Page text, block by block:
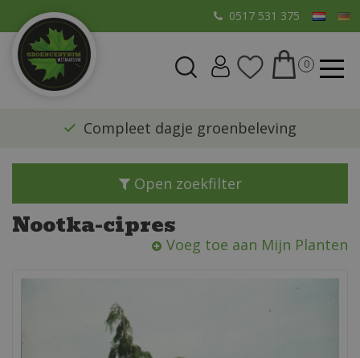
a
0517 531 375
​Compleet dagje groenbeleving
Open zoekfilter
Nootka-cipres
Voeg toe aan Mijn Planten